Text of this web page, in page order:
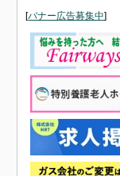
[バナー広告募集中]